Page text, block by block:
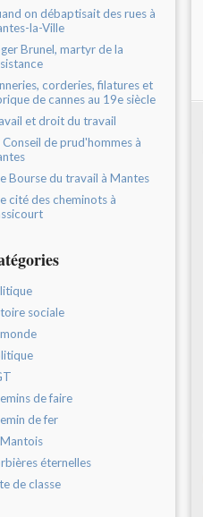
on débaptisait des rues à
la-Ville
Brunel, martyr de la
corderies, filatures et
de cannes au 19e siècle
et droit du travail
Conseil de prud'hommes à
Bourse du travail à Mantes
cité des cheminots à
sociale
de faire
de fer
éternelles
de classe